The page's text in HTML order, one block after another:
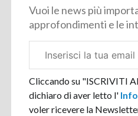
Vuoi le news più
approfondimenti e le
aziendale
Cliccando su "ISCRIVITI
dichiaro di aver letto l'
voler ricevere la